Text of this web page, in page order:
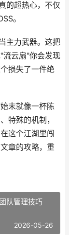
的超热心，不仅
。
主力武器。这把
流云扇"你会发现
损失了一件绝
末就像一杯陈
特殊的机制，
这个江湖里闯
章的攻略，重
队管理技巧
2026-05-26